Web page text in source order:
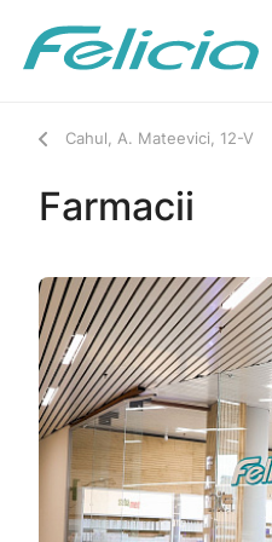
Cahul, A. Mateevici, 12-V
Farmacii